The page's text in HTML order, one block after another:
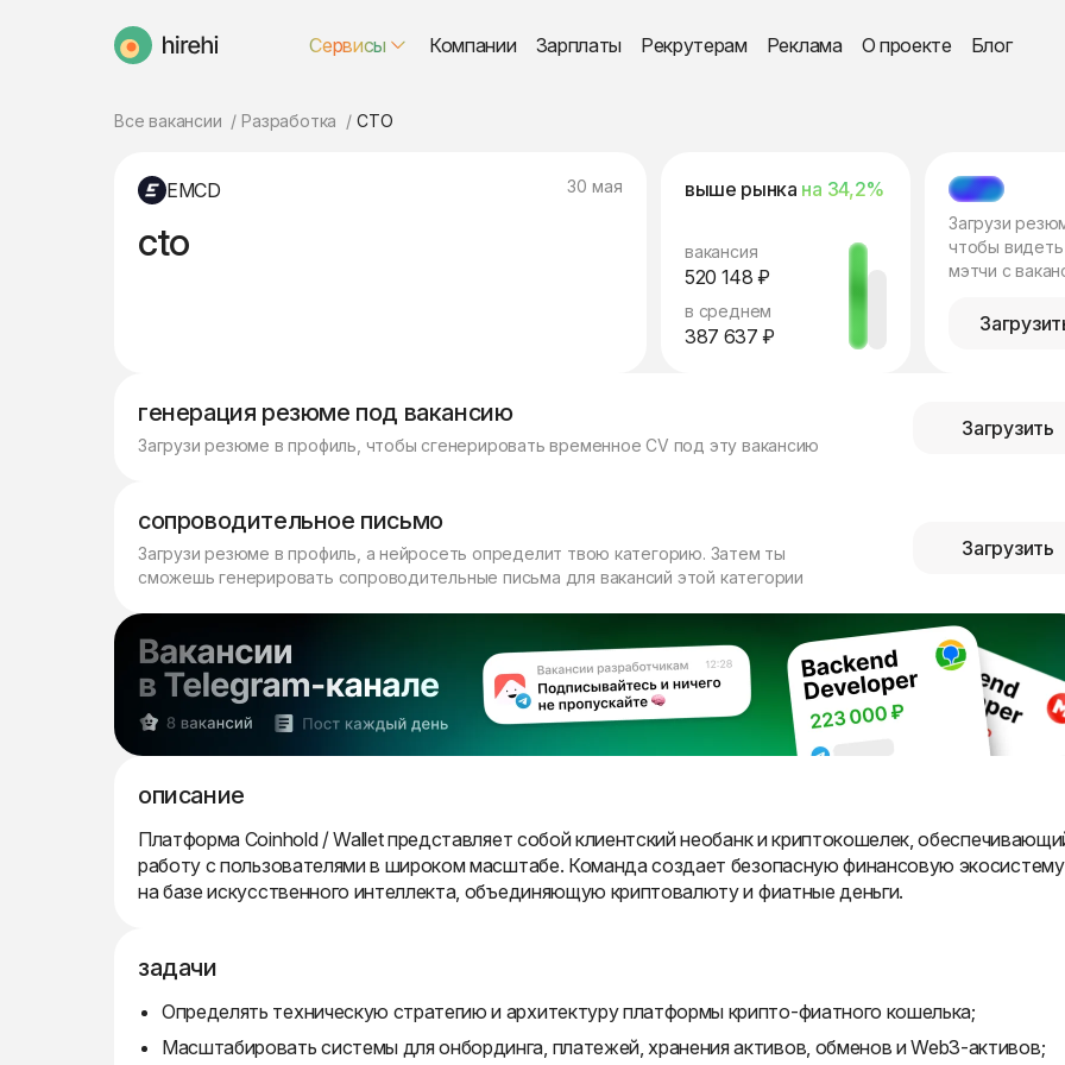
HireHi Сервисы Компании Зарплаты Рекрутерам Реклама О проекте Блог
Все вакансии Разработка CTO
EMCD 30 мая
cto
выше рынка на 34,2%
вакансия
520 148 ₽
в среднем
387 637 ₽
МЭТЧ
Загрузи
чтобы видеть
мэтчи с
генерация резюме под вакансию
Загрузи резюме в профиль, чтобы сгенерировать временное CV под эту вакансию
Загрузить
сопроводительное письмо
Загрузи резюме в профиль, а нейросеть определит твою категорию. Затем ты
сможешь генерировать сопроводительные письма для вакансий этой категории
Загрузить
описание
Платформа Coinhold / Wallet представляет собой клиентский необанк и криптокошелек,
работу с пользователями в широком масштабе. Команда создает безопасную финансовую экосистему
на базе искусственного интеллекта, объединяющую криптовалюту и фиатные деньги.
задачи
Определять техническую стратегию и архитектуру платформы крипто-фиатного кошелька;
Масштабировать системы для онбординга, платежей, хранения активов, обменов и Web3-активов;